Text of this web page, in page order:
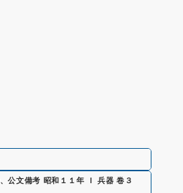
、公文備考 昭和１１年 Ｉ 兵器 卷３